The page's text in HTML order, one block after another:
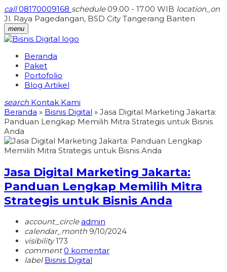
call08170009168 schedule09.00 - 17.00 WIB location_on
Jl. Raya Pagedangan, BSD City Tangerang Banten
menu
Beranda
Paket
Portofolio
Blog Artikel
search Kontak Kami
Beranda » Bisnis Digital » Jasa Digital Marketing Jakarta:
Panduan Lengkap Memilih Mitra Strategis untuk Bisnis
Anda
Jasa Digital Marketing Jakarta:
Panduan Lengkap Memilih Mitra
Strategis untuk Bisnis Anda
account_circle admin
calendar_month 9/10/2024
visibility173
comment 0 komentar
label Bisnis Digital